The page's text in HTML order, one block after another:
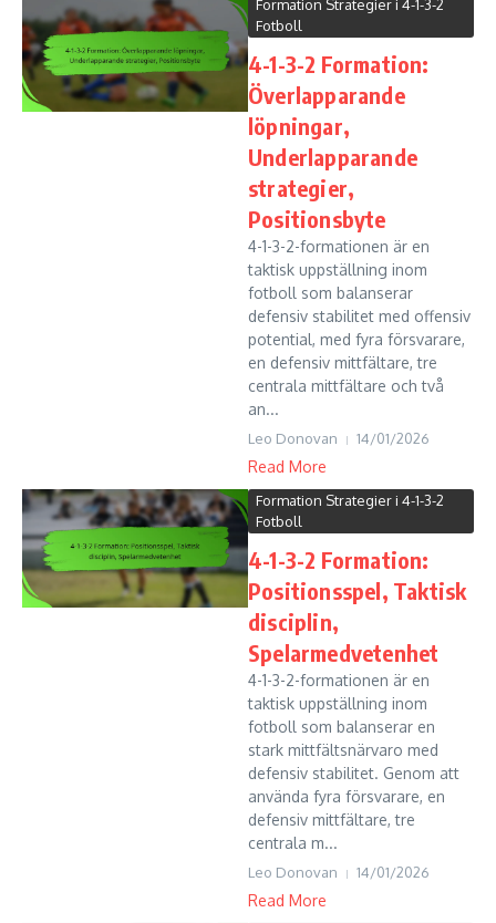
Formation Strategier i 4-1-3-2
Fotboll
4-1-3-2 Formation:
Överlapparande
löpningar,
Underlapparande
strategier,
Positionsbyte
4-1-3-2-formationen är en
taktisk uppställning inom
fotboll som balanserar
defensiv stabilitet med offensiv
potential, med fyra försvarare,
en defensiv mittfältare, tre
centrala mittfältare och två
an...
Leo Donovan 14/01/2026
Read More
Formation Strategier i 4-1-3-2
Fotboll
4-1-3-2 Formation:
Positionsspel, Taktisk
disciplin,
Spelarmedvetenhet
4-1-3-2-formationen är en
taktisk uppställning inom
fotboll som balanserar en
stark mittfältsnärvaro med
defensiv stabilitet. Genom att
använda fyra försvarare, en
defensiv mittfältare, tre
centrala m...
Leo Donovan 14/01/2026
Read More